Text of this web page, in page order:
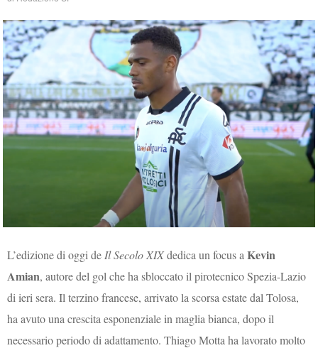
L’edizione di oggi de Il Secolo XIXdedica un focus aKevin
Amian, autore del gol che ha sbloccato il pirotecnico Spezia-Lazio
di ieri sera. Il terzino francese, arrivato la scorsa estate dal Tolosa,
ha avuto una crescita esponenziale in maglia bianca, dopo il
necessario periodo di adattamento. Thiago Motta ha lavorato molto